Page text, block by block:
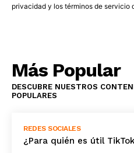
privacidad y los términos de servicio
Más Popular
DESCUBRE NUESTROS
POPULARES
REDES SOCIALES
¿Para quién es útil